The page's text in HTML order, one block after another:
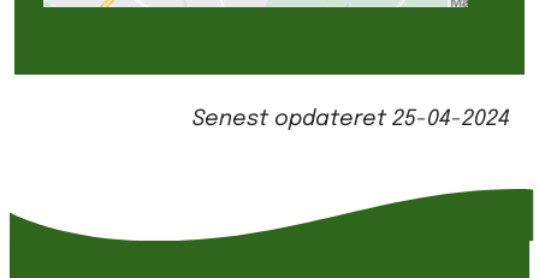
Senest opdateret 25-04-2024